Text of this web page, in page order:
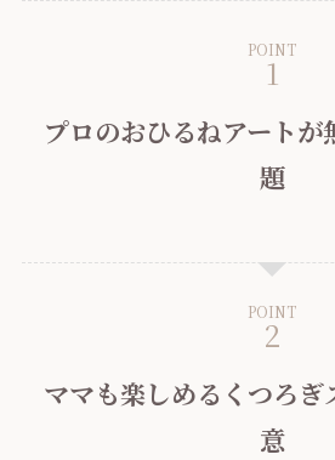
POINT
プロのおひるねアートが
題
POINT
ママも楽しめるくつろぎ
意